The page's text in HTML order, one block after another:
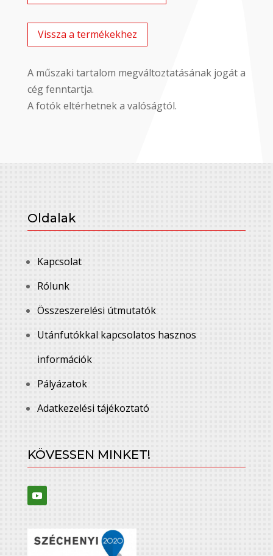
Vissza a termékekhez
A műszaki tartalom megváltoztatásának jogát a
cég fenntartja.
A fotók eltérhetnek a valóságtól.
Oldalak
Kapcsolat
Rólunk
Összeszerelési útmutatók
Utánfutókkal kapcsolatos hasznos
információk
Pályázatok
Adatkezelési tájékoztató
KÖVESSEN MINKET!